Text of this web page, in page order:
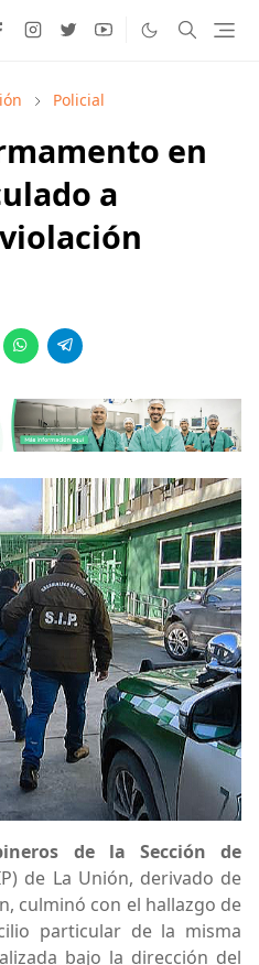
Policial
en
a
de la Sección de
de La Unión, derivado de
culminó con el hallazgo de
particular de la misma
bajo la dirección del